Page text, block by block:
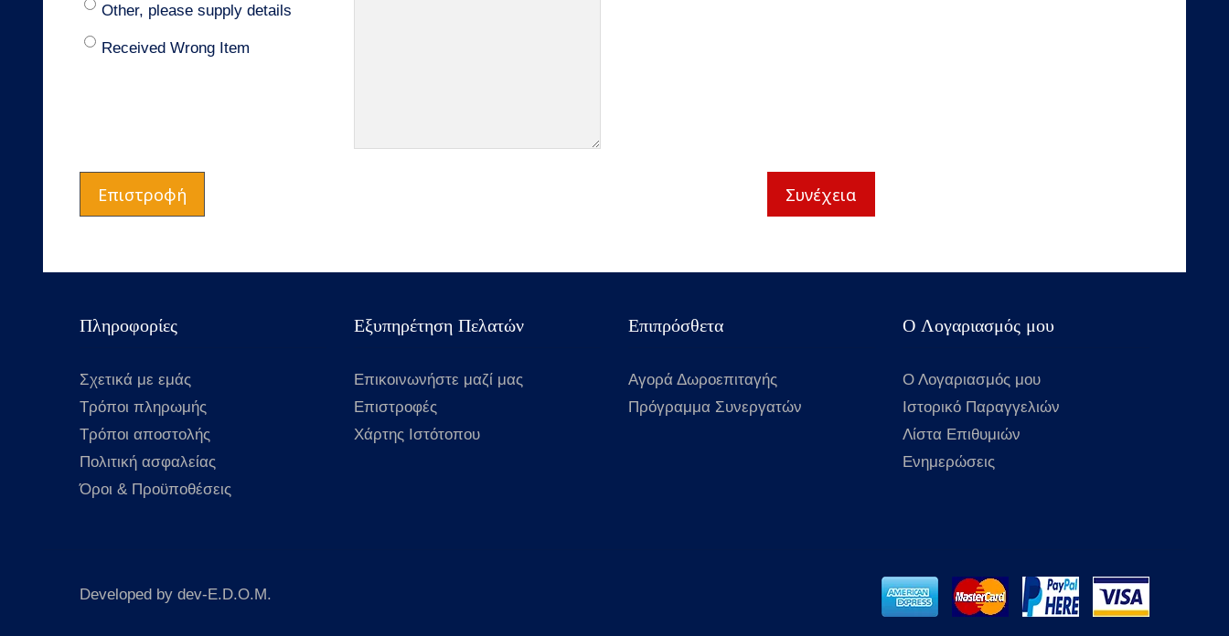
Other, please supply details
Received Wrong Item
Επιστροφή
Πληροφορίες
Σχετικά με εμάς
Τρόποι πληρωμής
Τρόποι αποστολής
Πολιτική ασφαλείας
Όροι & Προϋποθέσεις
Εξυπηρέτηση Πελατών
Επικοινωνήστε μαζί μας
Επιστροφές
Χάρτης Ιστότοπου
Επιπρόσθετα
Αγορά Δωροεπιταγής
Πρόγραμμα Συνεργατών
Ο Λογαριασμός μου
Ο Λογαριασμός μου
Ιστορικό Παραγγελιών
Λίστα Επιθυμιών
Ενημερώσεις
Developed by dev-E.D.O.M.